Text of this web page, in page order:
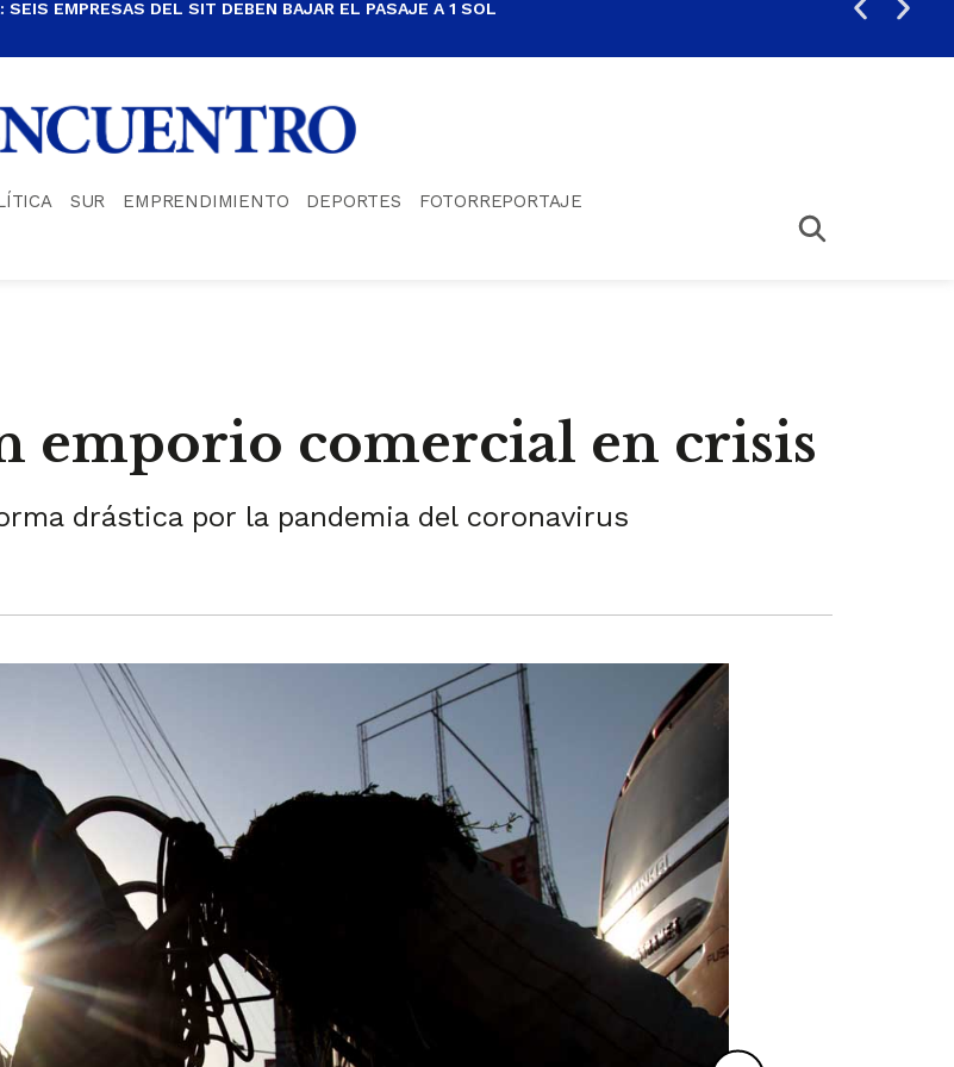
SEIS EMPRESAS DEL SIT DEBEN BAJAR EL PASAJE A 1 SOL
SUR EMPRENDIMIENTO DEPORTES FOTORREPORTAJE
emporio comercial en crisis
drástica por la pandemia del coronavirus